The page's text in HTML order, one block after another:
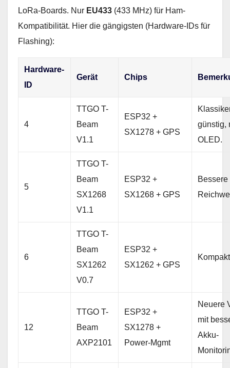
LoRa-Boards. Nur EU433 (433 MHz) für Ham-
Kompatibilität. Hier die gängigsten (Hardware-IDs für
Flashing):
Hardware-
ID
Gerät Chips
4
TTGO T-
Beam
V1.1
ESP32 +
SX1278 + GPS
günstig,
OLED.
5
TTGO T-
Beam
SX1268
V1.1
ESP32 +
SX1268 + GPS
Bessere
6
TTGO T-
Beam
SX1262
V0.7
ESP32 +
SX1262 + GPS
12
TTGO T-
Beam
AXP2101
ESP32 +
SX1278 +
Power-Mgmt
Neuere
mit
Akku-